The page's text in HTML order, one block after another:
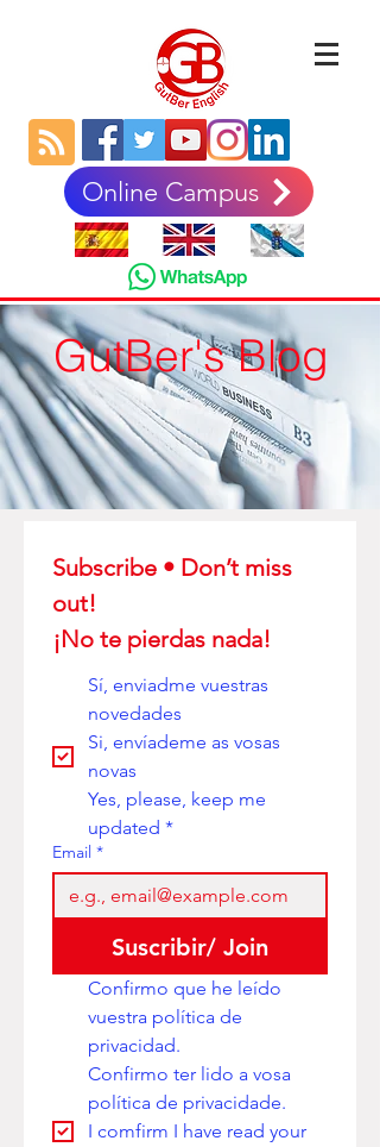
Online Campus
GutBer's Blog
Subscribe • Don’t miss
¡No te pierdas nada!
Sí, enviadme vuestras
novedades
Si, envíademe as vosas
novas
Yes, please, keep me
updated *
Email *
Suscribir/ Join
Confirmo que he leído
vuestra política de
Confirmo ter lido a vosa
I comfirm I have read your